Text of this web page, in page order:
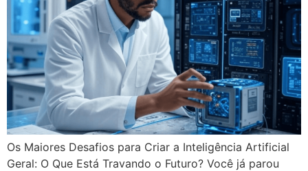
Os Maiores Desafios para Criar a Inteligência Artificial
Geral: O Que Está Travando o Futuro? Você já parou